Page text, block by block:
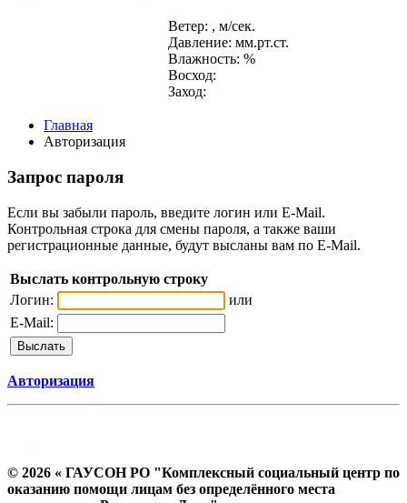
Ветер: , м/сек.
Давление: мм.рт.ст.
Влажность: %
Восход:
Заход:
Главная
Авторизация
Запрос пароля
Если вы забыли пароль, введите логин или E-Mail.
Контрольная строка для смены пароля, а также ваши
регистрационные данные, будут высланы вам по E-Mail.
Выслать контрольную строку
Логин:
или
E-Mail:
Авторизация
© 2026 « ГАУСОН РО "Комплексный социальный центр по
оказанию помощи лицам без определённого места